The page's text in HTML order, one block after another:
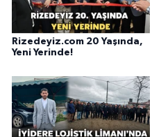
Rizedeyiz.com 20 Yaşında,
Yeni Yerinde!